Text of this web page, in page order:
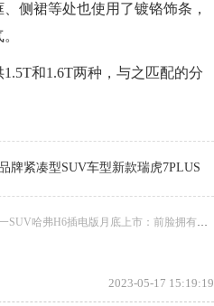
侧裙等处也使用了镀铬饰条，
和1.6T两种，与之匹配的分
牌紧凑型SUV车型新款瑞虎7PLUS
哈弗H6插电版月底上市：前脸拥有大尺寸的进气格栅
2023-05-17 15:19:19